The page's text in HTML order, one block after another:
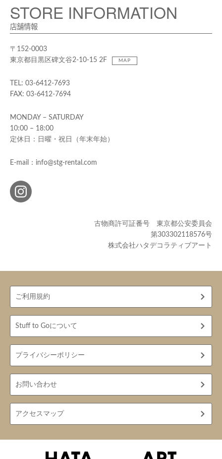
STORE INFORMATION
店舗情報
〒152-0003
東京都目黒区碑文谷2-10-15 2F
MAP
TEL: 03-6412-7693
FAX: 03-6412-7694
MONDAY – SATURDAY
10:00 – 18:00
定休日：日曜・祝日（年末年始）
E-mail：info@stg-rental.com
古物商許可証番号 東京都公安委員会
第303302118576号
株式会社ハタデコラティブアート
ご利用規約
Stuff to Goについて
プライバシーポリシー
お問い合わせ
アクセスマップ